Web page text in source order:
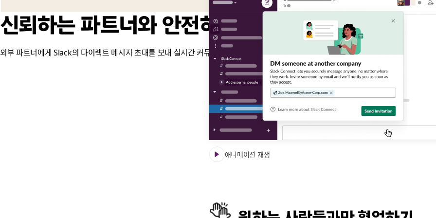
신뢰하는 파트너와 안전하게 다이렉트 메시지 주고
외부 파트너에게 Slack의 다이렉트 메시지 초대를 보내 실시간 커뮤니케이션이 가능합니다
애니메이션 재생